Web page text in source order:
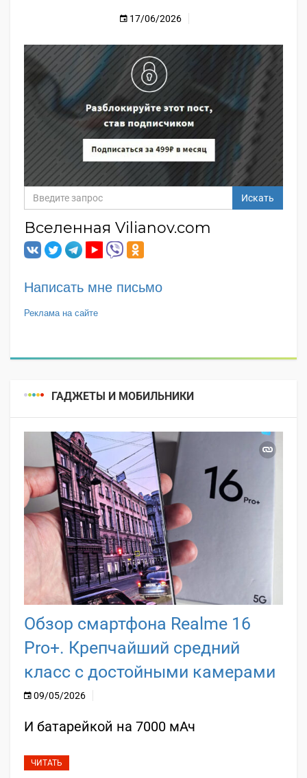
17/06/2026
Искать
Вселенная Vilianov.com
Написать мне письмо
Реклама на сайте
ГАДЖЕТЫ И МОБИЛЬНИКИ
Обзор смартфона Realme 16
Pro+. Крепчайший средний
класс с достойными камерами
09/05/2026
И батарейкой на 7000 мАч
ЧИТАТЬ